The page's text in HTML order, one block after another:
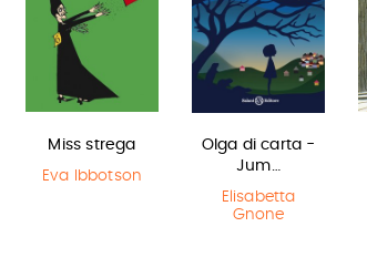
Miss strega
Eva Ibbotson
Olga di carta -
Jum…
Elisabetta
Gnone